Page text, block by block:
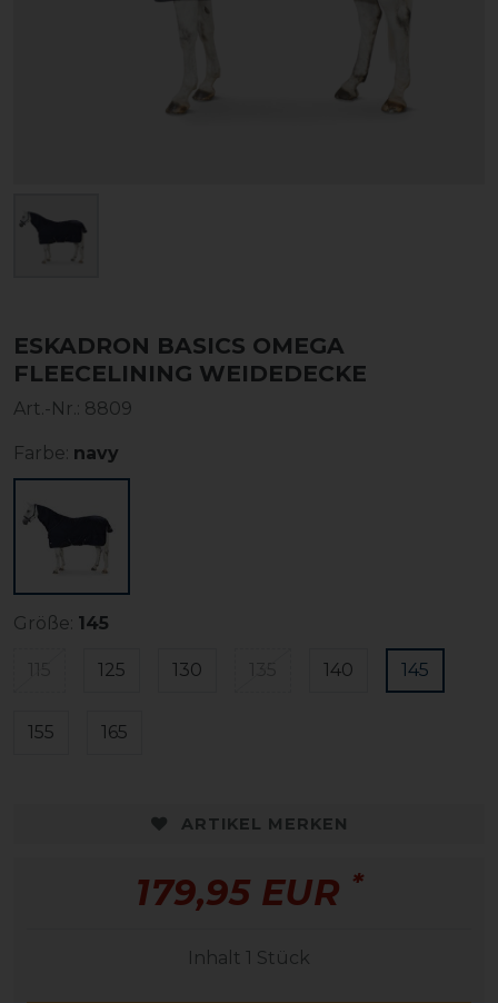
ESKADRON BASICS OMEGA
FLEECELINING WEIDEDECKE
Art.-Nr.: 8809
Farbe: navy
Größe: 145
125 130 140 145
155 165
ARTIKEL MERKEN
179,95 EUR *
Inhalt 1 Stück